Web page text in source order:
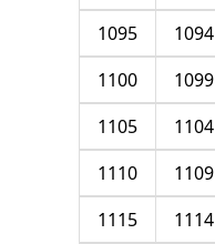
1094
1095
1099
1100
1104
1105
1109
1110
1114
1115